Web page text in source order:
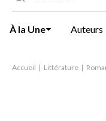
À la Une Auteurs
Accueil Littérature